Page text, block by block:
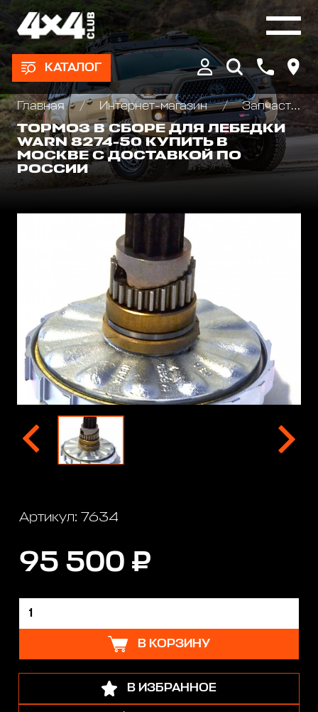
КАТАЛОГ
Главная Интернет-магазин
Запчасти и Аксессуары для лебедок
ТОРМОЗ В СБОРЕ ДЛЯ ЛЕБЕДКИ
WARN 8274-50 КУПИТЬ В
МОСКВЕ С ДОСТАВКОЙ ПО
РОССИИ
Артикул: 7634
95 500 ₽
В КОРЗИНУ
В ИЗБРАННОЕ